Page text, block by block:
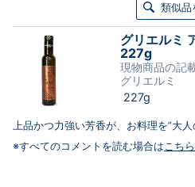
類似品
グリエルミ
227g
現物商品の記
グリエルミ
227g
上品かつ力強い芳香が、お料理を”大
※すべてのコメントを読む場合はこち